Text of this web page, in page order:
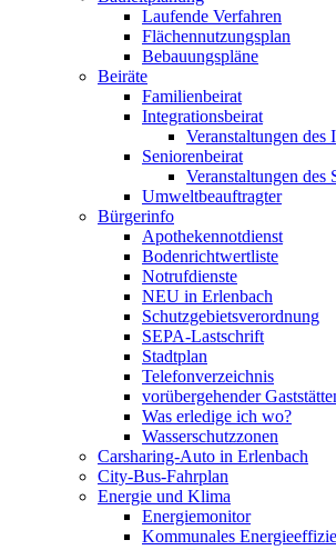
Laufende Verfahren
Flächennutzungsplan
Bebauungspläne
Beiräte
Familienbeirat
Integrationsbeirat
Veranstaltungen des
Seniorenbeirat
Veranstaltungen des
Umweltbeauftragter
Bürgerinfo
Apothekennotdienst
Bodenrichtwertliste
Notrufdienste
NEU in Erlenbach
Schutzgebietsverordnung
SEPA-Lastschrift
Stadtplan
Telefonverzeichnis
vorübergehender
Was erledige ich wo?
Wasserschutzzonen
Carsharing-Auto in Erlenbach
City-Bus-Fahrplan
Energie und Klima
Energiemonitor
Kommunales